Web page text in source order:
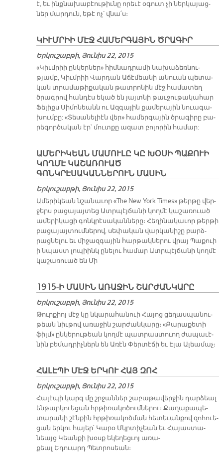
է, եւ ինք­նա­խա­բէու­թիւ­նը ո­րե­ւէ օ­գուտ չի ներ­կա­յաց­
ներ մար­դուն, ե­թէ ոչ՝ վնա՛ս։
ԿԻՒՄՐԻԻ ՄԷՋ ՀԱՄԵՐԳԱՅԻՆ ԾՐԱԳԻՐ
Երկուշաբթի, Յունիս 22, 2015
«Կիւմ­րիի ըն­կեր­ներ» հիմ­նադ­րա­մի նա­խա­ձեռ­նու­
թյամբ, Կիւմ­րիի Վար­դան Ա­ճէ­մեա­նի ա­նուան պե­տա­
կան տրա­մա­թի­քա­կան թատ­րո­նին մէջ հա­մա­տեղ
ծրագ­րով հան­դէս ե­կած են յայտ­նի թաւ­ջու­թա­կա­հար
Ֆե­լիքս Սի­մո­նեանն ու Ազ­գա­յին քա­մե­րա­յին նուա­գա­
խում­բը: «Տե­սա­նե­լիէն վեր» հա­մեր­գա­յին ծրա­գի­րը բա­
րե­գոր­ծա­կան էր՝ մուտ­քը ա­զատ բո­լո­րին հա­մար:
ԱՄԵՐԻԿԵԱՆ ՄԱՄՈՒԼԸ ԿԸ ԽՕՍԻ ՊԱՔՈՒԻ
ԿՈՂՄԷ ԿԱՇԱՌՈՒԱԾ
ԳՈՆԿՐԷՍԱԿԱՆՆԵՐՈՒՆ ՄԱՍԻՆ
Երկուշաբթի, Յունիս 22, 2015
Ա­մե­րի­կեան նշա­նա­ւոր «The New York Times» թեր­թը վեր­
ջերս բա­ցա­յայ­տեց Ատր­պէյ­ճա­նի կող­մէ կա­շա­ռուած
ա­մե­րի­կա­ցի գոնկ­րէ­սա­կան­նե­րը։ Հե­ղի­նա­կա­ւոր թեր­թի
բա­ցա­յայ­տում­նե­րով, սե­փա­կան վար­կա­նի­շը բարձ­
րաց­նե­լու եւ մի­ջազ­գա­յին հար­թակ­նե­րու վրայ Պա­քուի
ի նպաստ լո­պիինկ ը­նե­լու հա­մար Ատր­պէյ­ճա­նի կող­մէ
կա­շա­ռուած են Մի
1915-Ի ՄԱՍԻՆ ԱՌԱՋԻՆ ՇԱՐԺԱՆԿԱՐԸ
Երկուշաբթի, Յունիս 22, 2015
Թուր­քիոյ մէջ կը նկա­րա­հա­նուի Հա­յոց ցե­ղաս­պա­նու­
թեան նիւ­թով ա­ռա­ջին շար­ժան­կա­րը։ «Քա­րա­քե­տի
ֆիլմ» ըն­կե­րու­թեան կող­մէ պատ­րաս­տուող ժա­պա­ւէ­
նին բե­մադ­րիչ­ներն են Ա­ռէն Փեր­տէ­ճի եւ Է­լա Ա­լեա­մաչ։
ՀԱԼԷՊԻ ՄԷՋ ԵՐԿՈՒ ՀԱՅ ԶՈՀ
Երկուշաբթի, Յունիս 22, 2015
Հա­լէ­պի կարգ մը շրջան­ներ շա­բա­թա­վեր­ջին դար­ձեալ
են­թար­կուե­ցան հրթի­ռա­կո­ծում­նե­րու։ Քա­ղա­քա­պե­
տա­րա­նի շէն­քին հրթի­ռա­կոծ­ման հե­տե­ւան­քով զոհուե­
ցան եր­կու հա­յեր՝ Կա­րօ Մկրտի­չեան եւ Հա­յաս­տա­
նեայց Կեան­քի խօսք ե­կե­ղեց­ւոյ ա­ռա­
քեալ Եդուարդ Պետ­րո­սեան։